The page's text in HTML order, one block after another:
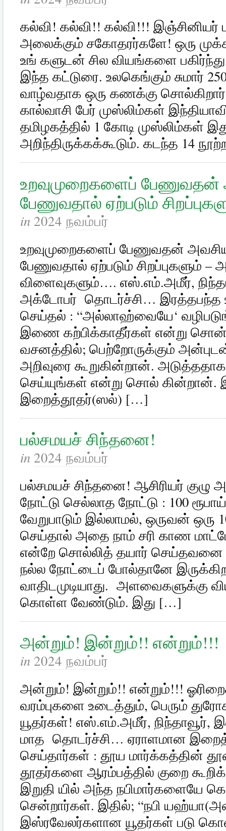
கல்வி! கல்வி!! கல்வி!!!
அலைக்கும் சகோதரர்களே! ஒரு
உங் களுடன் சில வி­யங்களை
இந்த கட்டுரை. உலகெங்கும் சுமார்
வாழ்வதாக ஒரு கணக்கு
கால்வாசி பேர் முஸ்லிம்கள்
தமிழகத்தில் 1 கோடி முஸ்லிம்கள்
அறிந்திருக்கக்கூடும். கடந்த 14
உறவுமுறைகளைப்
பேணுவதால் ஏற்படும்
in 2024 நவம்பர்
உறவுமுறைகளைப் பேணுவதன்
பேணுவதால் ஏற்படும் சிறப்புகளும்
விளைவுகளும்…. எஸ்.எம்.அமீர்,
அக்டோபர் தொடர்ச்சி… இரத்தபந்த
செய்தல் : “அல்லாஹ்வையே‘
இணை கற்பிக்காதீர்கள் என்று
வசனத்தில்; பெற்றோருக்கும்
அறிவுரை கூறுகின்றான்.
செய்யுங்கள் என்று சொல் கின்றான்.
இறைத்தூதர்(ஸல்) […]
பல்சமயச் சிந்தனை!
in 2024 நவம்பர்
பல்சமயச் சிந்தனை! ஆசிரியர்
நோட்டு செல்லாத நோட்டு : 100
வேறுபாடும் இல்லாமல், ஒருவன் ஒரு
செய்தால் அதை நாம் சரி காண
என்றே சொல்லித் தயார் செய்தவனை
நல்ல நோட்டைப் போல்தானே
வாதிடமுடியாது. அளவைகளுக்கு
கொள்ள வேண்டும். இது […]
அன்றும்! இன்றும்!! என்றும்!!!
in 2024 நவம்பர்
அன்றும்! இன்றும்!! என்றும்!!!
வரம்புகளை உடைத்தும், பெரும்
யூதர்கள்! எஸ்.எம்.அமீர்,
மாத தொடர்ச்சி… ஏராளமான
செய்தார்கள் : தூய மார்க்கத்தின்
தூதர்களை ஆரம்பத்தில் குறை
இறுதி யில் அந்த நபிமார்களையே
சென்றார்கள். இதில்; “நபி
இஸ்ரவேலர்களான யூதர்கள் படு